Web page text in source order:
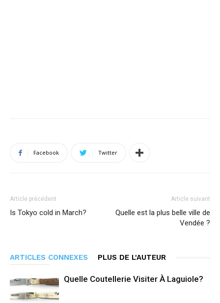
Facebook Twitter
Article précédent
Is Tokyo cold in March?
Article suivant
Quelle est la plus belle ville de
Vendée ?
ARTICLES CONNEXES PLUS DE L'AUTEUR
Quelle Coutellerie Visiter À Laguiole?